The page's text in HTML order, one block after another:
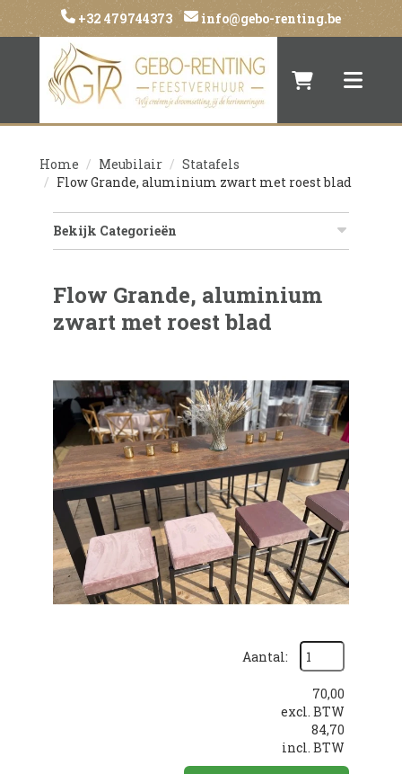
+32 479744373 info@gebo-renting.be
Naar Toggle
Home Meubilair
Statafels
Flow Grande, aluminium zwart met roest blad
Bekijk Categorieën
Flow Grande, aluminium
zwart met roest blad
Aantal:
70,00
excl. BTW
84,70
incl. BTW